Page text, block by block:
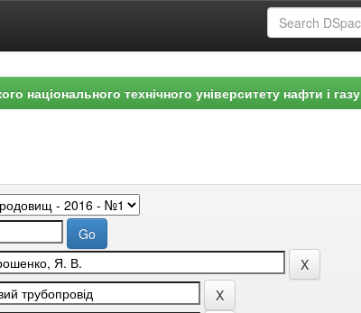
національного технічного університету нафти і газу